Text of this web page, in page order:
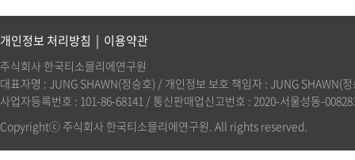
개인정보 처리방침 | 이용약관
주식회사 한국티소믈리에연구원
대표자명 : JUNG SHAWN(정승호) / 개인정보 보호 책임자 : JUNG
사업자등록번호 : 101-86-68141 / 통신판매업신고번호 : 2020-서울성동-
Copyrightⓒ 주식회사 한국티소믈리에연구원. All rights reserved.